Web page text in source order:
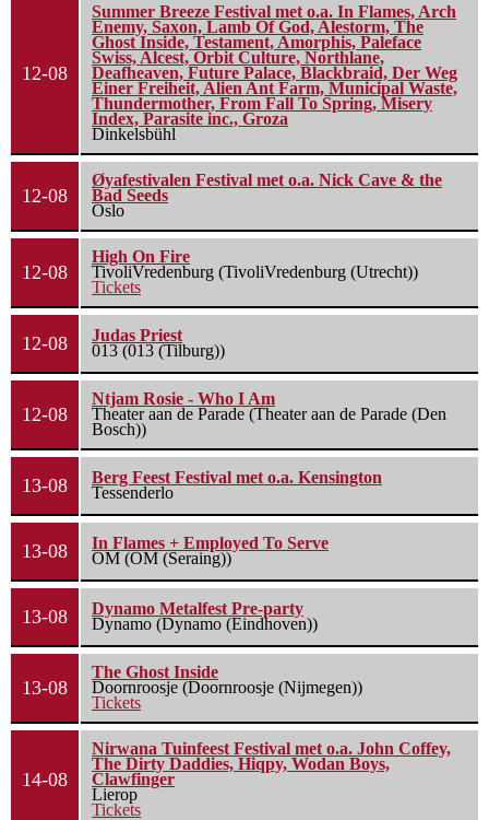
12-08
Summer Breeze Festival met o.a. In Flames, Arch
Enemy, Saxon, Lamb Of God, Alestorm, The
Ghost Inside, Testament, Amorphis, Paleface
Swiss, Alcest, Orbit Culture, Northlane,
Deafheaven, Future Palace, Blackbraid, Der Weg
Einer Freiheit, Alien Ant Farm, Municipal Waste,
Thundermother, From Fall To Spring, Misery
Index, Parasite inc., Groza
Dinkelsbühl
12-08
Øyafestivalen Festival met o.a. Nick Cave & the
Bad Seeds
Oslo
12-08
High On Fire
TivoliVredenburg (TivoliVredenburg (Utrecht))
Tickets
12-08
Judas Priest
013 (013 (Tilburg))
12-08
Ntjam Rosie - Who I Am
Theater aan de Parade (Theater aan de Parade (Den
Bosch))
13-08
Berg Feest Festival met o.a. Kensington
Tessenderlo
13-08
In Flames + Employed To Serve
OM (OM (Seraing))
13-08
Dynamo Metalfest Pre-party
Dynamo (Dynamo (Eindhoven))
13-08
The Ghost Inside
Doornroosje (Doornroosje (Nijmegen))
Tickets
14-08
Nirwana Tuinfeest Festival met o.a. John Coffey,
The Dirty Daddies, Hiqpy, Wodan Boys,
Clawfinger
Lierop
Tickets